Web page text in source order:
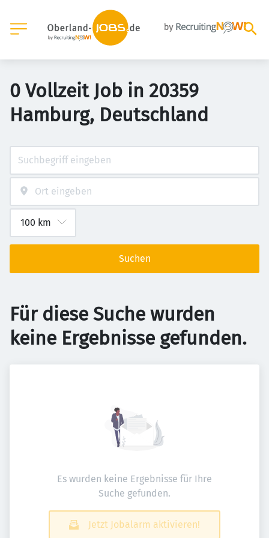
0 Vollzeit Job in 20359
Hamburg, Deutschland
Suchen
Für diese Suche wurden
keine Ergebnisse gefunden.
Es wurden keine Ergebnisse für Ihre
Suche gefunden.
Jetzt Jobalarm aktivieren!